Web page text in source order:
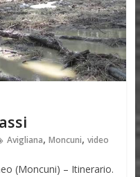
Avigliana, Moncuni, video
(Moncuni) – Itinerario.